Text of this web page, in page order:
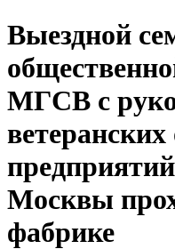
Выездной
МГСВ с
Москвы
фабрике